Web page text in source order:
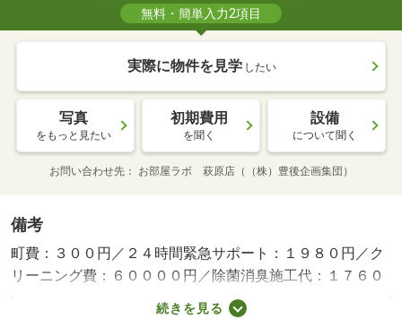
無料・簡単入力2項目
実際に物件を見学 したい
写真
をもっと見たい
初期費用
を聞く
設備
について聞く
お問い合わせ先 お部屋ラボ 萩原店（（株）豊後企画集団）
備考
町費：３００円／２４時間緊急サポート：１９８０円／ク
リーニング費：６００００円／除菌消臭施工代：１７６０
０円／ファイテック：１３８６０円／鍵設定費用：３３０
続きを見る